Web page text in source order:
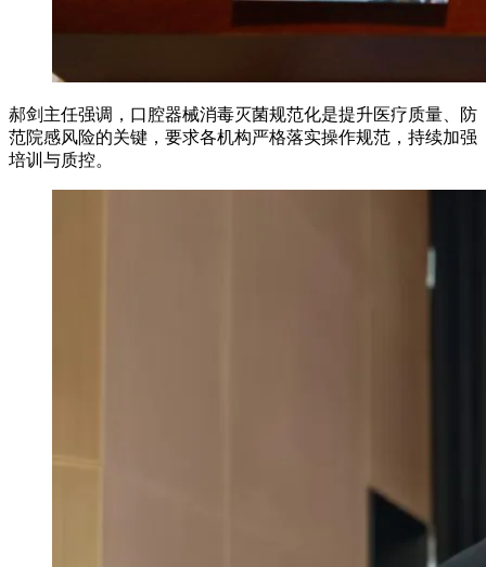
郝剑主任强调，口腔器械消毒灭菌规范化是提升医疗质量、防
范院感风险的关键，要求各机构严格落实操作规范，持续加强
培训与质控。